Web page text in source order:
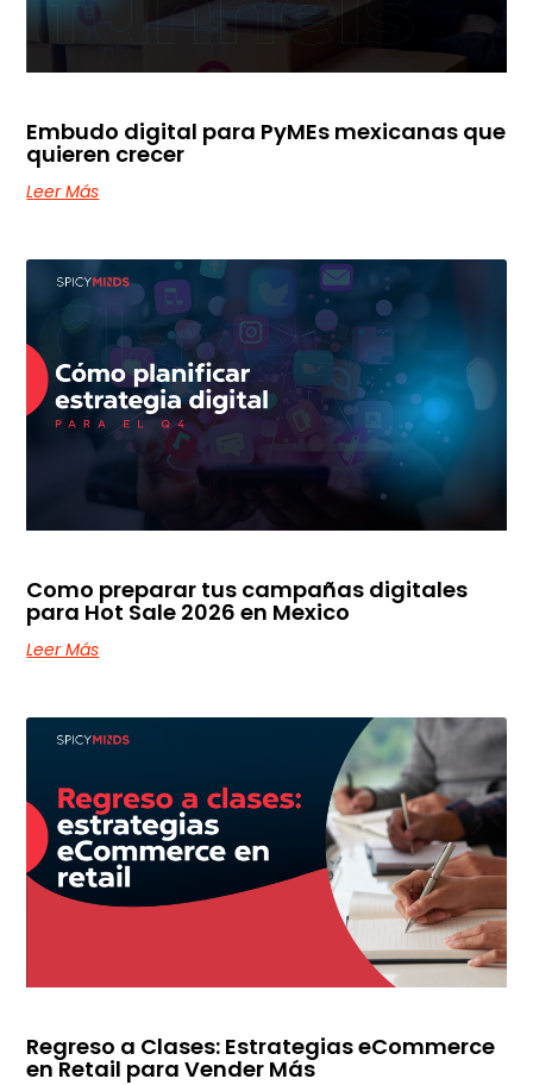
Embudo digital para PyMEs mexicanas que
quieren crecer
Leer Más
Como preparar tus campañas digitales
para Hot Sale 2026 en Mexico
Leer Más
Regreso a Clases: Estrategias eCommerce
en Retail para Vender Más